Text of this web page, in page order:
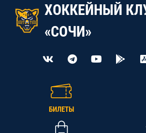
ХОККЕЙНЫЙ
«СОЧИ»
БИЛЕТЫ